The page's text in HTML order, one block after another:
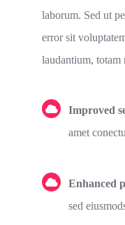
laborum. Sed ut
error sit
laudantium, totam
Improved
amet
Enhanced
sed